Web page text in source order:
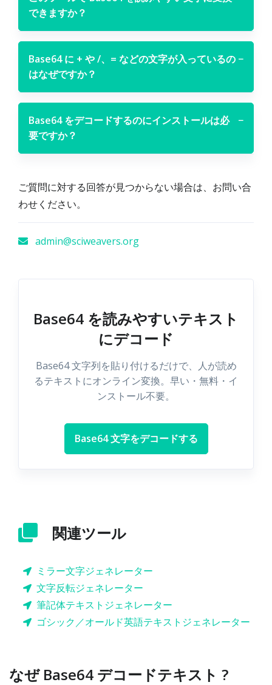
できますか？
Base64 に + や /、= などの文字が入っているの
はなぜですか？
−
Base64 をデコードするのにインストールは必
要ですか？
−
ご質問に対する回答が見つからない場合は、お問い合
わせください。
admin@sciweavers.org
Base64 を読みやすいテキスト
にデコード
Base64 文字列を貼り付けるだけで、人が読め
るテキストにオンライン変換。早い・無料・イ
ンストール不要。
Base64 文字をデコードする
関連ツール
ミラー文字ジェネレーター
文字反転ジェネレーター
筆記体テキストジェネレーター
ゴシック／オールド英語テキストジェネレーター
なぜ Base64 デコードテキスト ?